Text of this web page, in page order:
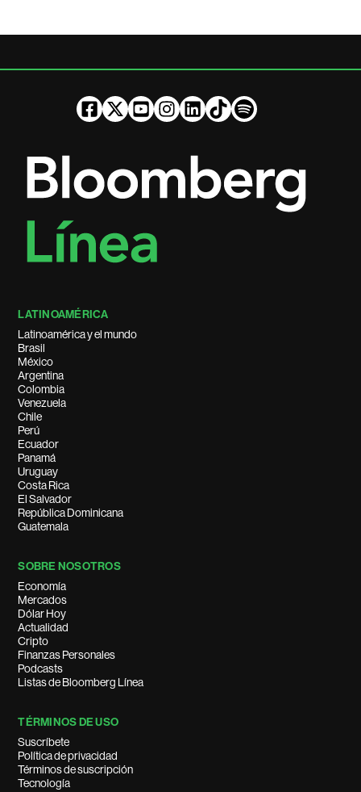
LATINOAMÉRICA
Latinoamérica y el mundo
Brasil
México
Argentina
Colombia
Venezuela
Chile
Perú
Ecuador
Panamá
Uruguay
Costa Rica
El Salvador
República Dominicana
Guatemala
SOBRE NOSOTROS
Economía
Mercados
Dólar Hoy
Actualidad
Cripto
Finanzas Personales
Podcasts
Listas de Bloomberg Línea
TÉRMINOS DE USO
Suscríbete
Política de privacidad
Términos de suscripción
Tecnología